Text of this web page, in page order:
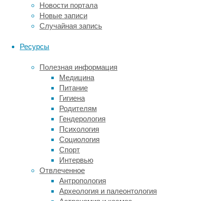
Новости портала
Новые записи
Случайная запись
Ресурсы
Полезная информация
Медицина
Питание
Гигиена
Родителям
Гендерология
Психология
Социология
Спорт
Интервью
Отвлеченное
Антропология
Археология и палеонтология
ее
замереть
на
Ранее
эти
механизмы
дикой
природе
удавалось.
Авторы
исследования,
опубликованного
журнале